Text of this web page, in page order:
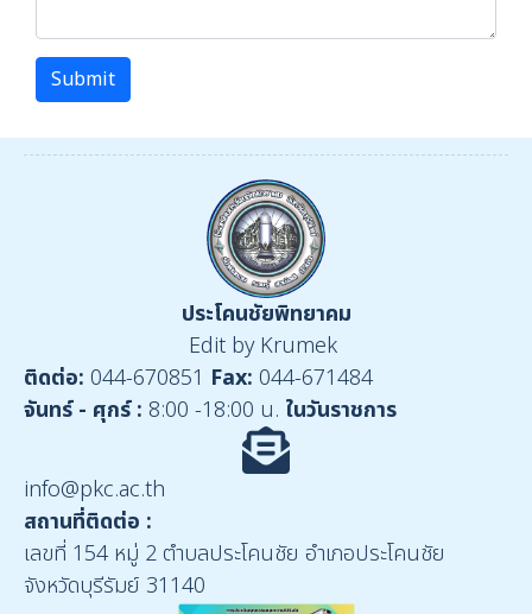
Submit
ประโคนชัยพิทยาคม
Edit by Krumek
ติดต่อ: 044-670851 Fax: 044-671484
จันทร์ - ศุกร์ : 8:00 -18:00 น. ในวันราชการ
info@pkc.ac.th
สถานที่ติดต่อ :
เลขที่ 154 หมู่ 2 ตำบลประโคนชัย อำเภอประโคนชัย
จังหวัดบุรีรัมย์ 31140